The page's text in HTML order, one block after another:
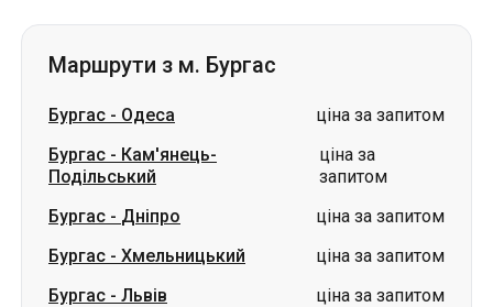
Маршрути з м. Бургас
Бургас - Одеса
ціна за запитом
Бургас - Кам'янець-
Подільський
ціна за
запитом
Бургас - Дніпро
ціна за запитом
Бургас - Хмельницький
ціна за запитом
Бургас - Львів
ціна за запитом